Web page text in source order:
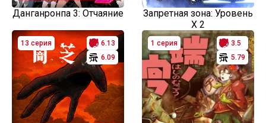
Данганронпа 3: Отчаяние
Запретная зона: Уровень
X 2
13 серия
6.13
6.09
1 серия
3.5
5.79